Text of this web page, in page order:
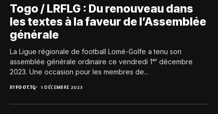
Togo / LRFLG : Du renouveau dans
les textes à la faveur de l’Assemblée
générale
La Ligue régionale de football Lomé-Golfe a tenu son
assemblée générale ordinaire ce vendredi 1ᵉʳ décembre
2023. Une occasion pour les membres de...
BYFOOT.TG 1 DÉCEMBRE 2023